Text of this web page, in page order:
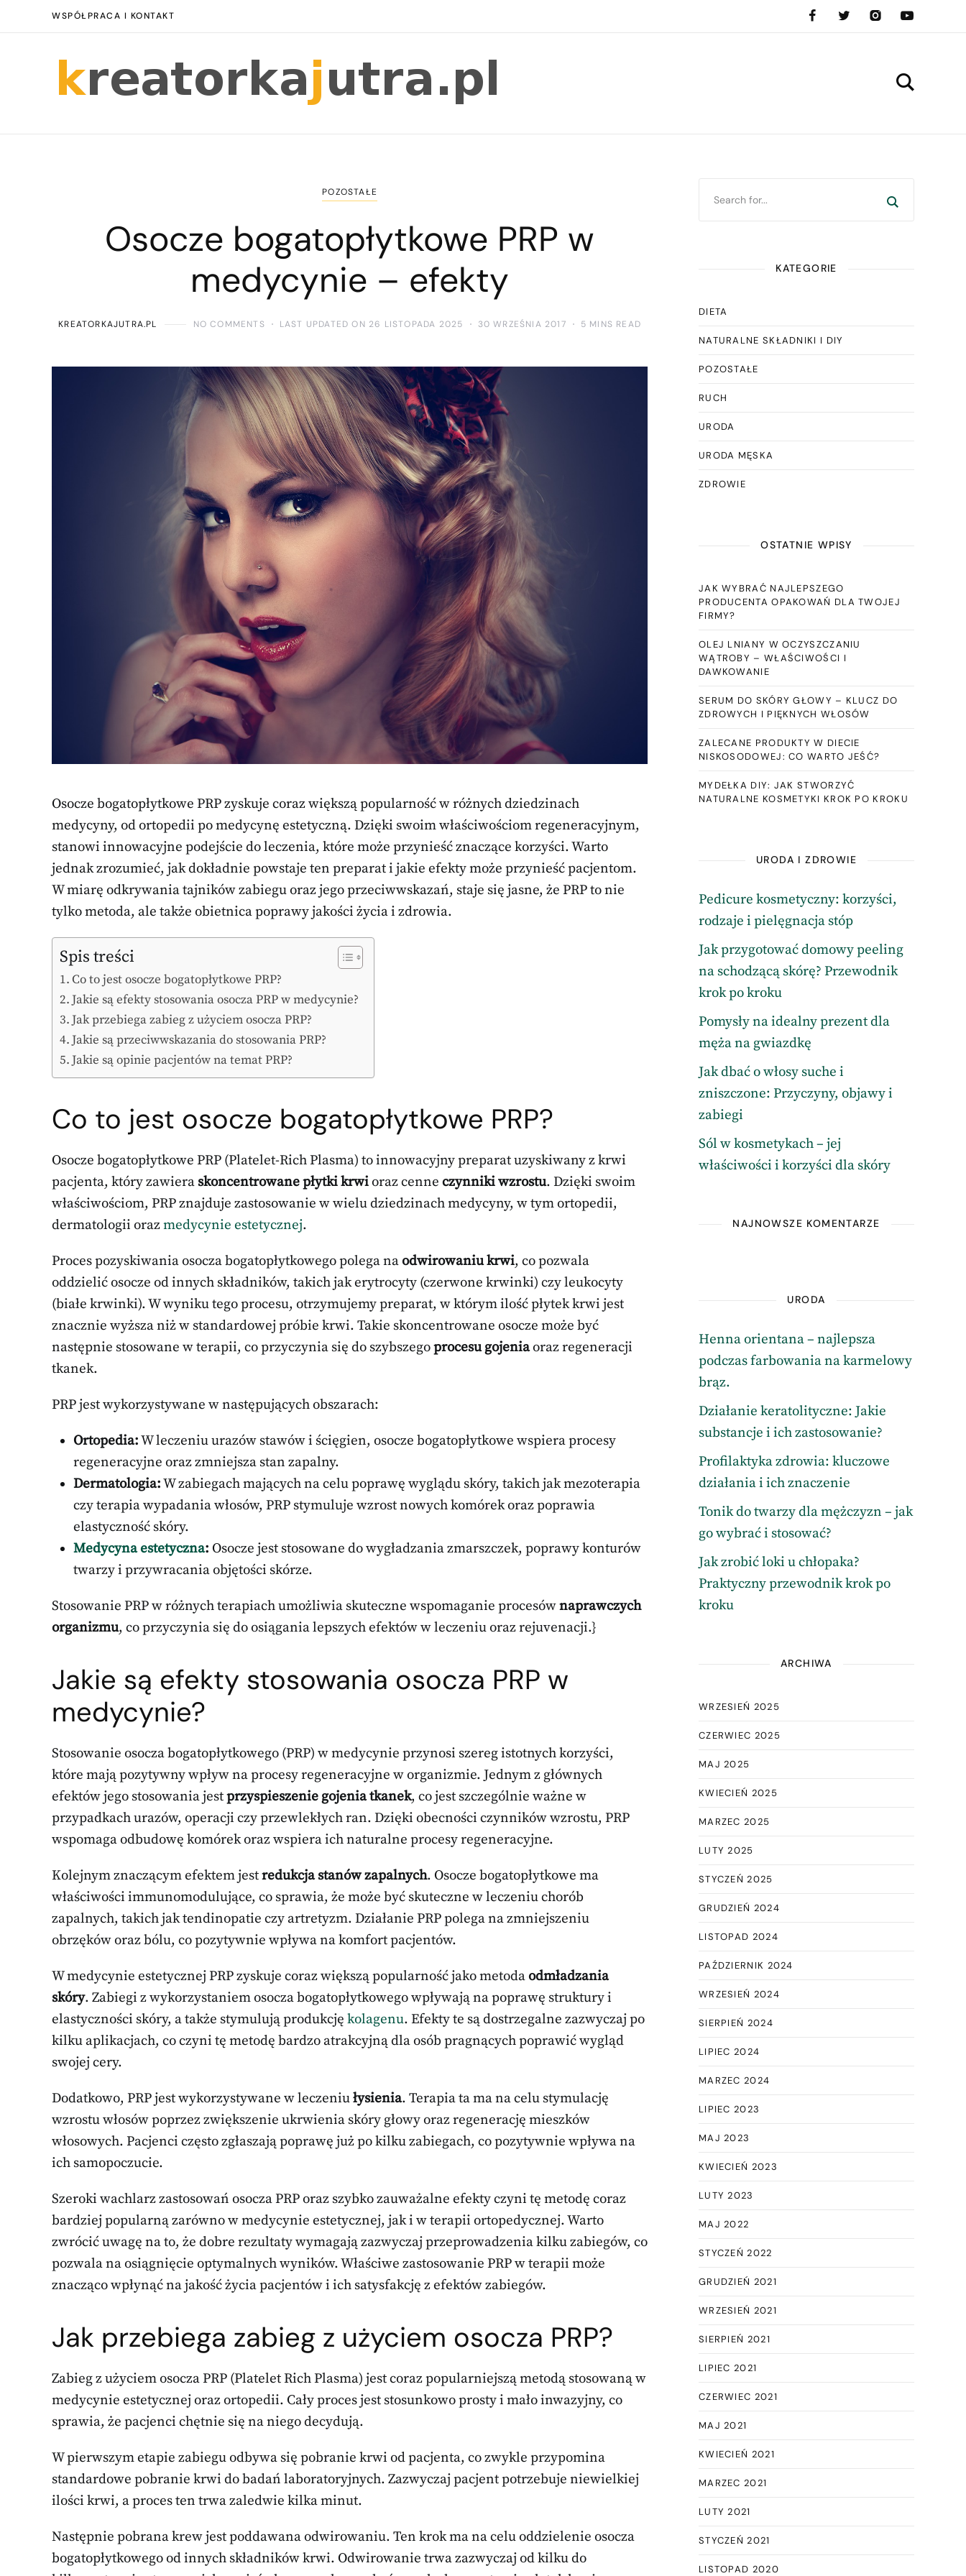
WSPÓŁPRACA I KONTAKT
POZOSTAŁE
Osocze bogatopłytkowe PRP w
medycynie – efekty
KREATORKAJUTRA.PL NO COMMENTS LAST UPDATED ON 26 LISTOPADA 2025 30 WRZEŚNIA 2017 5 MINS READ
Osocze bogatopłytkowe PRP zyskuje coraz większą popularność w różnych dziedzinach
medycyny, od ortopedii po medycynę estetyczną. Dzięki swoim właściwościom regeneracyjnym,
stanowi innowacyjne podejście do leczenia, które może przynieść znaczące korzyści. Warto
jednak zrozumieć, jak dokładnie powstaje ten preparat i jakie efekty może przynieść pacjentom.
W miarę odkrywania tajników zabiegu oraz jego przeciwwskazań, staje się jasne, że PRP to nie
tylko metoda, ale także obietnica poprawy jakości życia i zdrowia.
Spis treści
Co to jest osocze bogatopłytkowe PRP?
Jakie są efekty stosowania osocza PRP w medycynie?
Jak przebiega zabieg z użyciem osocza PRP?
Jakie są przeciwwskazania do stosowania PRP?
Jakie są opinie pacjentów na temat PRP?
Co to jest osocze bogatopłytkowe PRP?
Osocze bogatopłytkowe PRP (Platelet-Rich Plasma) to innowacyjny preparat uzyskiwany z krwi
pacjenta, który zawiera skoncentrowane płytki krwioraz cenne czynniki wzrostu. Dzięki swoim
właściwościom, PRP znajduje zastosowanie w wielu dziedzinach medycyny, w tym ortopedii,
dermatologii orazmedycynie estetycznej.
Proces pozyskiwania osocza bogatopłytkowego polega naodwirowaniu krwi, co pozwala
oddzielić osocze od innych składników, takich jak erytrocyty (czerwone krwinki) czy leukocyty
(białe krwinki). W wyniku tego procesu, otrzymujemy preparat, w którym ilość płytek krwi jest
znacznie wyższa niż w standardowej próbie krwi. Takie skoncentrowane osocze może być
następnie stosowane w terapii, co przyczynia się do szybszegoprocesu gojeniaoraz regeneracji
tkanek.
PRP jest wykorzystywane w następujących obszarach:
Ortopedia:W leczeniu urazów stawów i ścięgien, osocze bogatopłytkowe wspiera procesy
regeneracyjne oraz zmniejsza stan zapalny.
Dermatologia:W zabiegach mających na celu poprawę wyglądu skóry, takich jak mezoterapia
czy terapia wypadania włosów, PRP stymuluje wzrost nowych komórek oraz poprawia
elastyczność skóry.
Medycyna estetyczna: Osocze jest stosowane do wygładzania zmarszczek, poprawy konturów
twarzy i przywracania objętości skórze.
Stosowanie PRP w różnych terapiach umożliwia skuteczne wspomaganie procesównaprawczych
organizmu, co przyczynia się do osiągania lepszych efektów w leczeniu oraz rejuvenacji.}
Jakie są efekty stosowania osocza PRP w
medycynie?
Stosowanie osocza bogatopłytkowego (PRP) w medycynie przynosi szereg istotnych korzyści,
które mają pozytywny wpływ na procesy regeneracyjne w organizmie. Jednym z głównych
efektów jego stosowania jestprzyspieszenie gojenia tkanek, co jest szczególnie ważne w
przypadkach urazów, operacji czy przewlekłych ran. Dzięki obecności czynników wzrostu, PRP
wspomaga odbudowę komórek oraz wspiera ich naturalne procesy regeneracyjne.
Kolejnym znaczącym efektem jestredukcja stanów zapalnych. Osocze bogatopłytkowe ma
właściwości immunomodulujące, co sprawia, że może być skuteczne w leczeniu chorób
zapalnych, takich jak tendinopatie czy artretyzm. Działanie PRP polega na zmniejszeniu
obrzęków oraz bólu, co pozytywnie wpływa na komfort pacjentów.
W medycynie estetycznej PRP zyskuje coraz większą popularność jako metodaodmładzania
skóry. Zabiegi z wykorzystaniem osocza bogatopłytkowego wpływają na poprawę struktury i
elastyczności skóry, a także stymulują produkcję kolagenu. Efekty te są dostrzegalne zazwyczaj po
kilku aplikacjach, co czyni tę metodę bardzo atrakcyjną dla osób pragnących poprawić wygląd
swojej cery.
Dodatkowo, PRP jest wykorzystywane w leczeniułysienia. Terapia ta ma na celu stymulację
wzrostu włosów poprzez zwiększenie ukrwienia skóry głowy oraz regenerację mieszków
włosowych. Pacjenci często zgłaszają poprawę już po kilku zabiegach, co pozytywnie wpływa na
ich samopoczucie.
Szeroki wachlarz zastosowań osocza PRP oraz szybko zauważalne efekty czyni tę metodę coraz
bardziej popularną zarówno w medycynie estetycznej, jak i w terapii ortopedycznej. Warto
zwrócić uwagę na to, że dobre rezultaty wymagają zazwyczaj przeprowadzenia kilku zabiegów, co
pozwala na osiągnięcie optymalnych wyników. Właściwe zastosowanie PRP w terapii może
znacząco wpłynąć na jakość życia pacjentów i ich satysfakcję z efektów zabiegów.
Jak przebiega zabieg z użyciem osocza PRP?
Zabieg z użyciem osocza PRP (Platelet Rich Plasma) jest coraz popularniejszą metodą stosowaną w
medycynie estetycznej oraz ortopedii. Cały proces jest stosunkowo prosty i mało inwazyjny, co
sprawia, że pacjenci chętnie się na niego decydują.
W pierwszym etapie zabiegu odbywa się pobranie krwi od pacjenta, co zwykle przypomina
standardowe pobranie krwi do badań laboratoryjnych. Zazwyczaj pacjent potrzebuje niewielkiej
ilości krwi, a proces ten trwa zaledwie kilka minut.
Następnie pobrana krew jest poddawana odwirowaniu. Ten krok ma na celu oddzielenie osocza
bogatopłytkowego od innych składników krwi. Odwirowanie trwa zazwyczaj od kilku do
KATEGORIE
DIETA
NATURALNE SKŁADNIKI I DIY
POZOSTAŁE
RUCH
URODA
URODA MĘSKA
ZDROWIE
OSTATNIE WPISY
JAK WYBRAĆ NAJLEPSZEGO
PRODUCENTA OPAKOWAŃ DLA TWOJEJ
FIRMY?
OLEJ LNIANY W OCZYSZCZANIU
WĄTROBY – WŁAŚCIWOŚCI I
DAWKOWANIE
SERUM DO SKÓRY GŁOWY – KLUCZ DO
ZDROWYCH I PIĘKNYCH WŁOSÓW
ZALECANE PRODUKTY W DIECIE
NISKOSODOWEJ: CO WARTO JEŚĆ?
MYDEŁKA DIY: JAK STWORZYĆ
NATURALNE KOSMETYKI KROK PO KROKU
URODA I ZDROWIE
Pedicure kosmetyczny: korzyści,
rodzaje i pielęgnacja stóp
Jak przygotować domowy peeling
na schodzącą skórę? Przewodnik
krok po kroku
Pomysły na idealny prezent dla
męża na gwiazdkę
Jak dbać o włosy suche i
zniszczone: Przyczyny, objawy i
zabiegi
Sól w kosmetykach – jej
właściwości i korzyści dla skóry
NAJNOWSZE KOMENTARZE
URODA
Henna orientana – najlepsza
podczas farbowania na karmelowy
brąz.
Działanie keratolityczne: Jakie
substancje i ich zastosowanie?
Profilaktyka zdrowia: kluczowe
działania i ich znaczenie
Tonik do twarzy dla mężczyzn – jak
go wybrać i stosować?
Jak zrobić loki u chłopaka?
Praktyczny przewodnik krok po
kroku
ARCHIWA
WRZESIEŃ 2025
CZERWIEC 2025
MAJ 2025
KWIECIEŃ 2025
MARZEC 2025
LUTY 2025
STYCZEŃ 2025
GRUDZIEŃ 2024
LISTOPAD 2024
PAŹDZIERNIK 2024
WRZESIEŃ 2024
SIERPIEŃ 2024
LIPIEC 2024
MARZEC 2024
LIPIEC 2023
MAJ 2023
KWIECIEŃ 2023
LUTY 2023
MAJ 2022
STYCZEŃ 2022
GRUDZIEŃ 2021
WRZESIEŃ 2021
SIERPIEŃ 2021
LIPIEC 2021
CZERWIEC 2021
MAJ 2021
KWIECIEŃ 2021
MARZEC 2021
LUTY 2021
STYCZEŃ 2021
LISTOPAD 2020